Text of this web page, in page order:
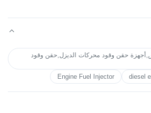
حقن وقود محركات الديزل,حقن وقود
diesel
Engine Fuel Injector